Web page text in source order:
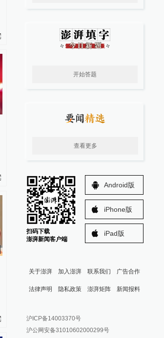
开始答题
查看更多
扫码下载
澎湃新闻客户端
Android版
iPhone版
iPad版
关于澎湃 加入澎湃 联系我们 广告合作
法律声明 隐私政策 澎湃矩阵
澎湃新闻公众号
澎湃新闻抖音号
新闻报料
报料邮箱: news@thepaper.cn
沪ICP备14003370号
沪公网安备31010602000299号